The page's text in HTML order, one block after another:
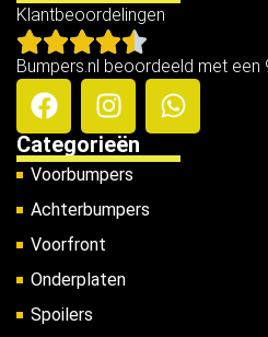
Klantbeoordelingen
Bumpers.nl beoordeeld met een
Categorieën
Voorbumpers
Achterbumpers
Voorfront
Onderplaten
Spoilers